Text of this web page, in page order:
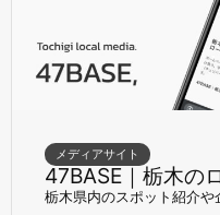
メディアサイト
47BASE｜栃木の
栃木県内のスポット紹介